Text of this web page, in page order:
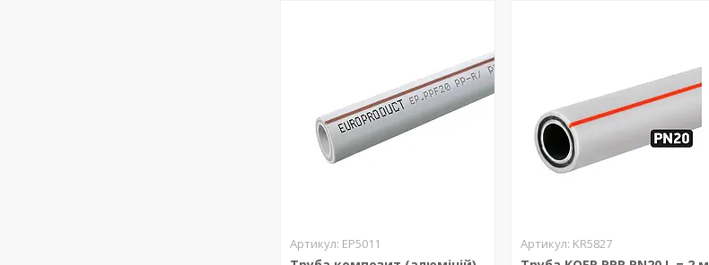
EP5011 KR5827